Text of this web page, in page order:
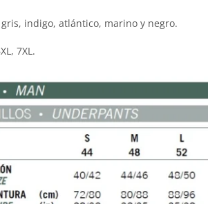
indigo, atlántico, marino y negro.
7XL.